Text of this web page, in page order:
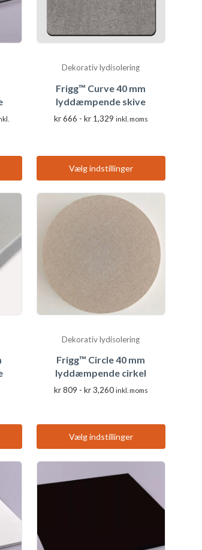
Dekorativ lydisolering
Frigg™ Curve 40 mm
lyddæmpende skive
kr666 - kr1,329Prisinterval:
inkl. moms
Vælg indstillinger
har
flere
varianter.
Valgmulighederne
kan
vælges
produktsiden
Dekorativ lydisolering
Frigg™ Circle 40 mm
lyddæmpende cirkel
kr809 - kr3,260Prisinterval:
inkl. moms
Vælg indstillinger
har
flere
Valgmulighederne